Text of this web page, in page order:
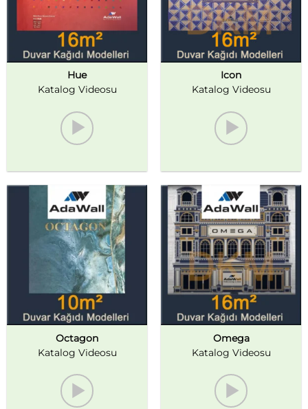
Hue
Katalog Videosu
Icon
Katalog Videosu
Octagon
Katalog Videosu
Omega
Katalog Videosu